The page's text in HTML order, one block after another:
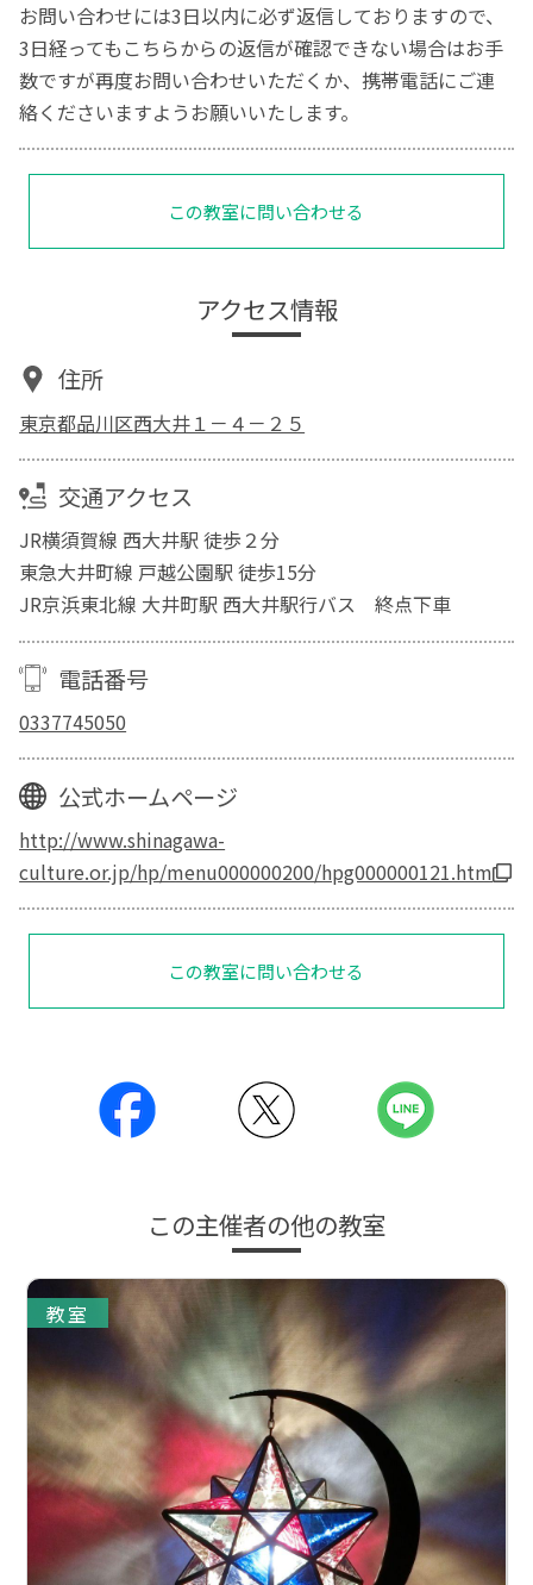
お問い合わせには3日以内に必ず返信しておりますので、
3日経ってもこちらからの返信が確認できない場合はお手
数ですが再度お問い合わせいただくか、携帯電話にご連
絡くださいますようお願いいたします。
この教室に問い合わせる
アクセス情報
住所
東京都品川区西大井１－４－２５
交通アクセス
JR横須賀線 西大井駅 徒歩２分
東急大井町線 戸越公園駅 徒歩15分
JR京浜東北線 大井町駅 西大井駅行バス 終点下車
電話番号
0337745050
公式ホームページ
http://www.shinagawa-
culture.or.jp/hp/menu000000200/hpg000000121.htm
この教室に問い合わせる
この主催者の他の教室
教室